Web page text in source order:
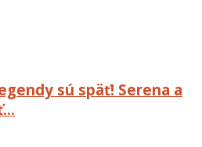
sú späť! Serena a